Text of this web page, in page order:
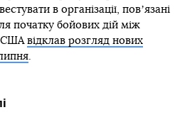
в організації, повʼязані
початку бойових дій між
США відклав розгляд нових